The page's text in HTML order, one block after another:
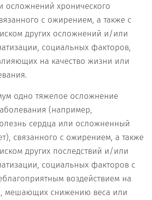
осложнений хронического
с ожирением, а также с
других осложнений и/или
социальных факторов,
на качество жизни или
одно тяжелое осложнение
(например,
сердца или осложненный
связанного с ожирением, а также
других последствий и/или
социальных факторов с
воздействием на
мешающих снижению веса или